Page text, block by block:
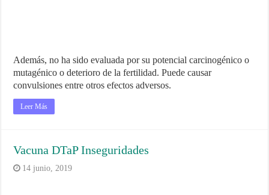
Además, no ha sido evaluada por su potencial carcinogénico o
mutagénico o deterioro de la fertilidad. Puede causar
convulsiones entre otros efectos adversos.
Leer Más
Vacuna DTaP Inseguridades
14 junio, 2019